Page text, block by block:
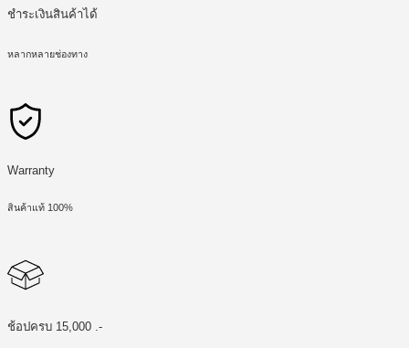
ชำระเงินสินค้าได้
หลากหลายช่องทาง
Warranty
สินค้าแท้ 100%
ช้อปครบ 15,000 .-